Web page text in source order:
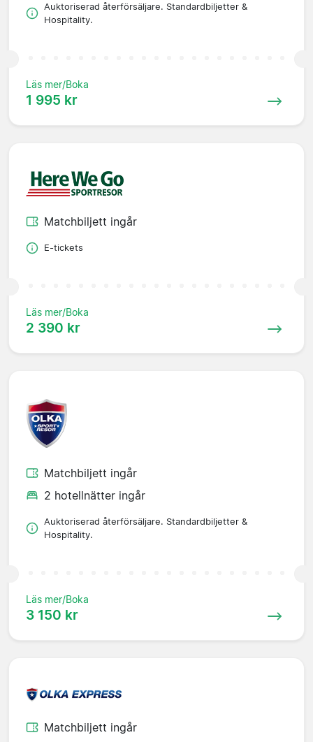
Auktoriserad återförsäljare. Standardbiljetter &
Hospitality.
Läs mer/Boka
1 995 kr
Matchbiljett ingår
E-tickets
Läs mer/Boka
2 390 kr
Matchbiljett ingår
2 hotellnätter ingår
Auktoriserad återförsäljare. Standardbiljetter &
Hospitality.
Läs mer/Boka
3 150 kr
Matchbiljett ingår